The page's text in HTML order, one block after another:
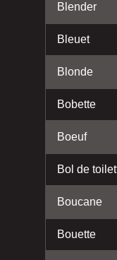
Blender
Bleuet
Blonde
Bobette
Boeuf
Bol de
Boucane
Bouette